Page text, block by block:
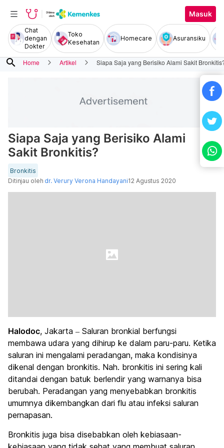
Masuk
Chat
dengan
Dokter
Toko
Kesehatan
Homecare Asuransiku
search Home Artikel Siapa Saja yang Berisiko Alami Sakit
Siapa Saja yang Berisiko Alami
Sakit Bronkitis?
Bronkitis
Ditinjau oleh dr. Verury Verona Handayani12 Agustus 2020
Halodoc, Jakarta – Saluran bronkial berfungsi
membawa udara yang dihirup ke dalam paru-paru. Ketika
saluran ini mengalami peradangan, maka kondisinya
dikenal dengan bronkitis. Nah. bronkitis ini sering kali
ditandai dengan batuk berlendir yang warnanya bisa
berubah. Peradangan yang menyebabkan bronkitis
umumnya dikembangkan dari flu atau infeksi saluran
pernapasan.
Bronkitis juga bisa disebabkan oleh kebiasaan-